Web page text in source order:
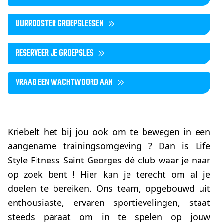
UURROOSTER GROEPSLESSEN
RESERVEER JE GROEPSLES
VRAAG EEN WACHTWOORD AAN
Kriebelt het bij jou ook om te bewegen in een
aangename trainingsomgeving ? Dan is Life
Style Fitness Saint Georges dé club waar je naar
op zoek bent ! Hier kan je terecht om al je
doelen te bereiken. Ons team, opgebouwd uit
enthousiaste, ervaren sportievelingen, staat
steeds paraat om in te spelen op jouw